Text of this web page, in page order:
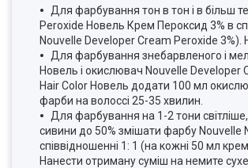
Для фарбування тон в тон і в більш
Peroxide Новель Крем Пероксид 3% в
Nouvelle Developer Cream Peroxide 3%).
Для фарбування знебарвленого і
Новель і окислювач Nouvelle
Hair Color Новель додати 100 мл
фарби на волоссі 25-35 хвилин.
Для фарбування на 1-2 тони
сивини до 50% змішати фарбу Nouvelle
співвідношенні 1: 1 (на кожні 50 мл
Нанести отриману суміш на немите